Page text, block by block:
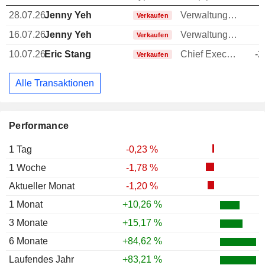
Performance
1 Tag
-0,23 %
1 Woche
-1,78 %
Aktueller Monat
-1,20 %
1 Monat
+10,26 %
3 Monate
+15,17 %
6 Monate
+84,62 %
Laufendes Jahr
+83,21 %
28.07.26Jenny Yeh Verkaufen Verwaltungsratsmitglied
16.07.26Jenny Yeh Verkaufen Verwaltungsratsmitglied
10.07.26Eric Stang Verkaufen Chief Executive Officer (CEO) -
Alle Transaktionen